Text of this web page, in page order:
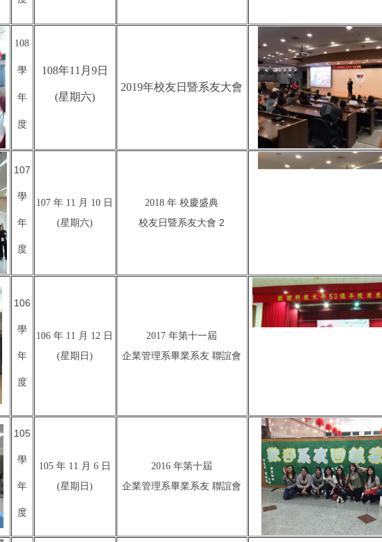
108
學
年
度
108年11月9日
(星期六)
2019年校友日暨系友大會
107
學
年
度
107 年 11 月 10 日
(星期六)
2018 年 校慶盛典
校友日暨系友大會 2
106
學
年
度
106 年 11 月 12 日
(星期日)
2017 年第十一屆
企業管理系畢業系友 聯誼會
105
學
年
度
105 年 11 月 6 日
(星期日)
2016 年第十屆
企業管理系畢業系友 聯誼會